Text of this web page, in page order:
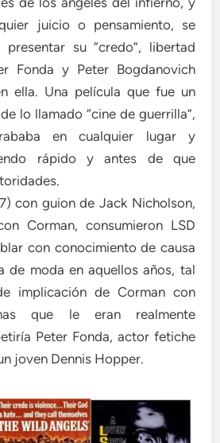
juicio o pensamiento, se
su “credo”, libertad
Fonda y Peter Bogdanovich
ella. Una película que fue un
lo llamado “cine de guerrilla”,
en cualquier lugar y
rápido y antes de que
con guion de Jack Nicholson,
Corman, consumieron LSD
con conocimiento de causa
de moda en aquellos años, tal
implicación de Corman con
que le eran realmente
Peter Fonda, actor fetiche
joven Dennis Hopper.